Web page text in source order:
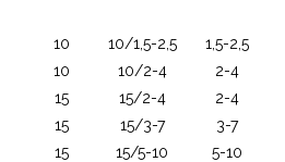
10 10/1,5-2,5 1,5-2,5
10
10/2-4 2-4
15
15/2-4 2-4
15
15/3-7 3-7
15
15/5-10 5-10